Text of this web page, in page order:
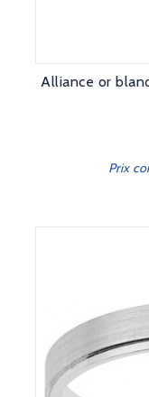
Alliance or
Prix